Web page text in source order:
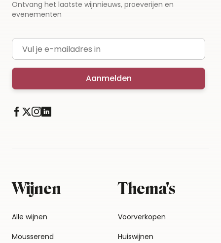
Ontvang het laatste wijnnieuws, proeverijen en
evenementen
E-mailadres
Aanmelden
Wijnen
Alle wijnen
Mousserend
Thema's
Voorverkopen
Huiswijnen